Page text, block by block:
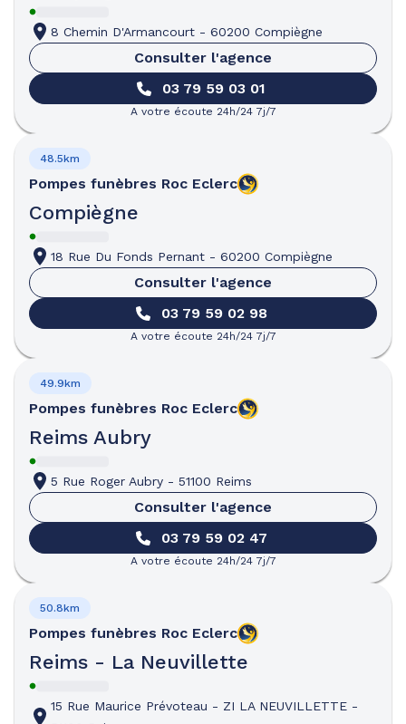
8 Chemin D'Armancourt - 60200 Compiègne
Consulter l'agence
03 79 59 03 01
A votre écoute 24h/24 7j/7
Pompes funèbres Roc Eclerc
Compiègne
48.5km
18 Rue Du Fonds Pernant - 60200 Compiègne
Consulter l'agence
03 79 59 02 98
A votre écoute 24h/24 7j/7
Pompes funèbres Roc Eclerc
Reims Aubry
49.9km
5 Rue Roger Aubry - 51100 Reims
Consulter l'agence
03 79 59 02 47
A votre écoute 24h/24 7j/7
Pompes funèbres Roc Eclerc
Reims - La Neuvillette
50.8km
15 Rue Maurice Prévoteau - ZI LA NEUVILLETTE -